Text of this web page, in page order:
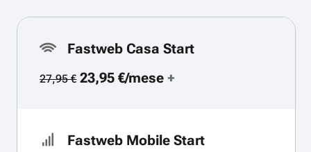
Fastweb Casa Start
27,95 €23,95 €/mese+
Fastweb Mobile Start